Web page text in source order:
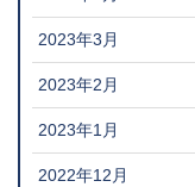
2023年3月
2023年2月
2023年1月
2022年12月